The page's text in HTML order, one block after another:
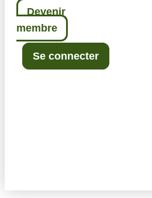
Devenir
membre
Se connecter